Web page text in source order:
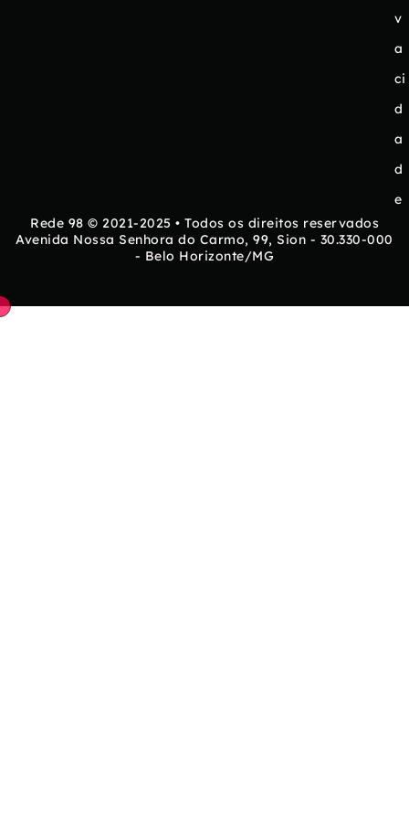
v
a
ci
d
a
d
e
Rede 98 © 2021-2025 • Todos os direitos reservados
Avenida Nossa Senhora do Carmo, 99, Sion - 30.330-000
- Belo Horizonte/MG